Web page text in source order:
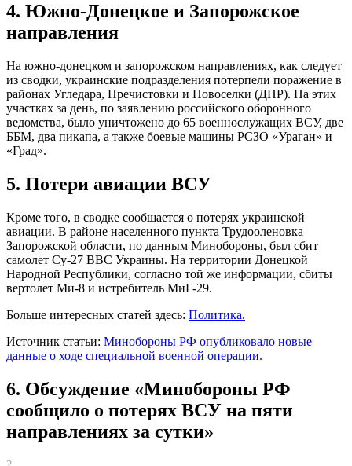
4. Южно-Донецкое и Запорожское
направления
На южно-донецком и запорожском направлениях, как следует
из сводки, украинские подразделения потерпели поражение в
районах Угледара, Пречистовки и Новоселки (ДНР). На этих
участках за день, по заявлению российского оборонного
ведомства, было уничтожено до 65 военнослужащих ВСУ, две
ББМ, два пикапа, а также боевые машины РСЗО «Ураган» и
«Град».
5. Потери авиации ВСУ
Кроме того, в сводке сообщается о потерях украинской
авиации. В районе населенного пункта Трудооленовка
Запорожской области, по данным Минобороны, был сбит
самолет Су-27 ВВС Украины. На территории Донецкой
Народной Республики, согласно той же информации, сбиты
вертолет Ми-8 и истребитель МиГ-29.
Больше интересных статей здесь: Политика.
Источник статьи: Минобороны РФ опубликовало новые
данные о ходе специальной военной операции.
6. Обсуждение «Минобороны РФ
сообщило о потерях ВСУ на пяти
направлениях за сутки»